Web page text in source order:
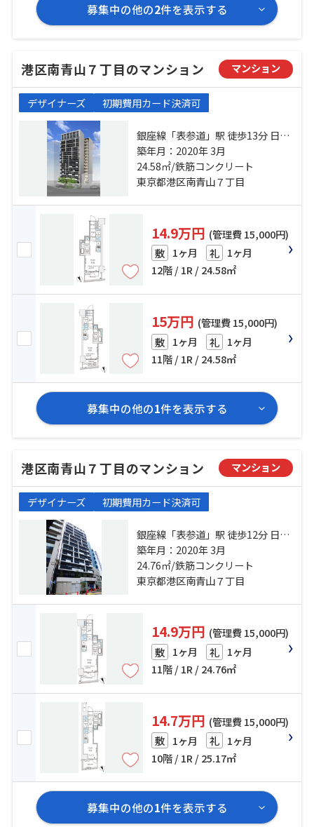
募集中の他の2件を表示する
港区南青山７丁目のマンション マンション
デザイナーズ 初期費用カード決済可
銀座線「表参道」駅 徒歩13分 日比
谷線「広尾」駅 徒歩15分 千代田線
「乃木坂」駅 徒歩18分
築年月：2020年 3月
24.58㎡/鉄筋コンクリート
東京都港区南青山７丁目
14.9万円 (管理費 15,000円)
敷 1ヶ月 礼 1ヶ月
12階 / 1R / 24.58㎡
15万円 (管理費 15,000円)
敷 1ヶ月 礼 1ヶ月
11階 / 1R / 24.58㎡
募集中の他の1件を表示する
港区南青山７丁目のマンション マンション
デザイナーズ 初期費用カード決済可
銀座線「表参道」駅 徒歩12分 日比
谷線「広尾」駅 徒歩15分 都営大江
戸線「六本木」駅 徒歩14分
築年月：2020年 3月
24.76㎡/鉄筋コンクリート
東京都港区南青山７丁目
14.9万円 (管理費 15,000円)
敷 1ヶ月 礼 1ヶ月
11階 / 1R / 24.76㎡
14.7万円 (管理費 15,000円)
敷 1ヶ月 礼 1ヶ月
10階 / 1R / 25.17㎡
募集中の他の1件を表示する